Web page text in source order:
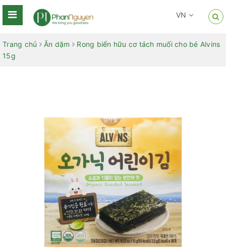
VN
Trang chủ Ăn dặm
Rong biển hữu cơ tách muối cho bé Alvins
15g